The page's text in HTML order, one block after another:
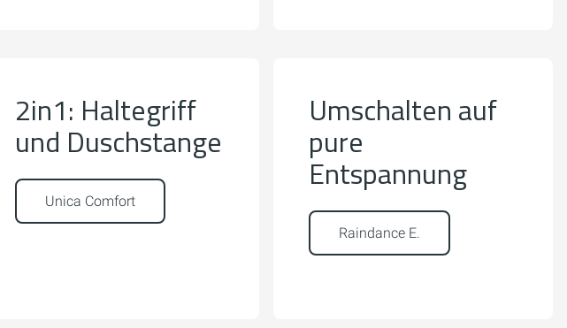
2in1: Haltegriff
und Duschstange
Unica Comfort
Umschalten auf
pure
Entspannung
Raindance E.